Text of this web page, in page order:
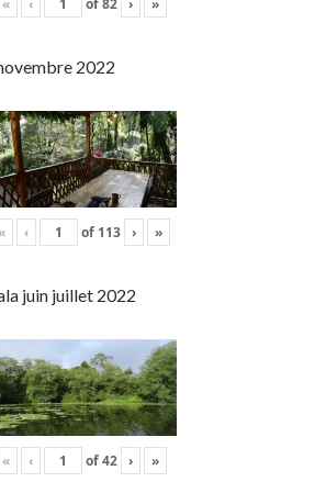
« ‹ of82 › »
2022
‹ of 113 › »
juin juillet 2022
« ‹ of42 › »